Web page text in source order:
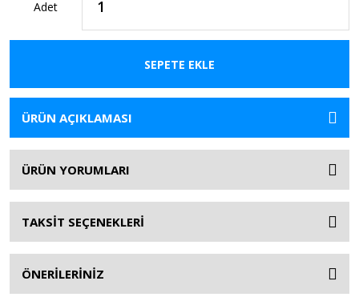
Adet
SEPETE EKLE
ÜRÜN AÇIKLAMASI
ÜRÜN YORUMLARI
TAKSİT SEÇENEKLERİ
ÖNERİLERİNİZ